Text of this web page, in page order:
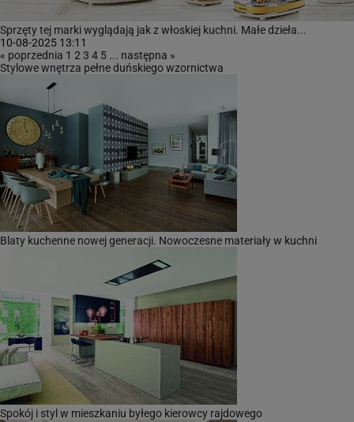
Sprzęty tej marki wyglądają jak z włoskiej kuchni. Małe dzieła...
10-08-2025 13:11
« poprzednia 1 2 3 4 5 ... następna »
Stylowe wnętrza pełne duńskiego wzornictwa
Blaty kuchenne nowej generacji. Nowoczesne materiały w kuchni
Spokój i styl w mieszkaniu byłego kierowcy rajdowego